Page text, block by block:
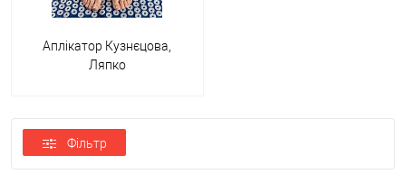
Аплікатор Кузнєцова,
Ляпко
Фільтр